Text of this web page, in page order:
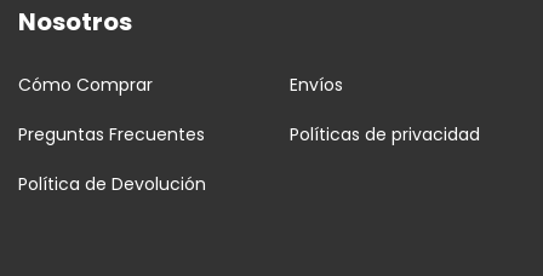
Nosotros
Cómo Comprar Envíos
Preguntas Frecuentes Políticas de privacidad
Política de Devolución